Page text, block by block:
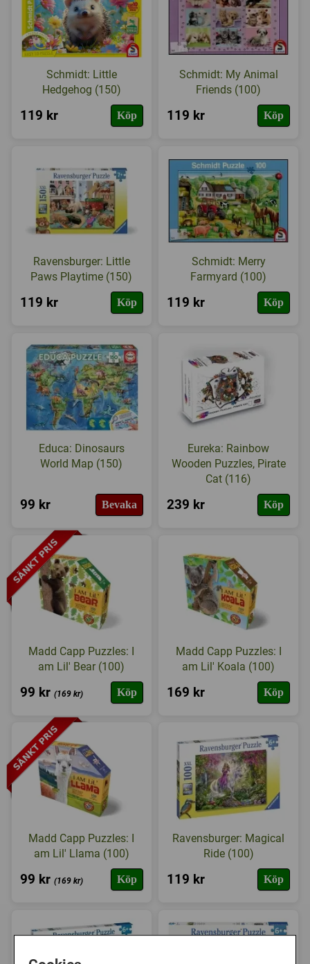
Schmidt: Little
Hedgehog (150)
119 kr Köp
Schmidt: My Animal
Friends (100)
119 kr Köp
Ravensburger: Little
Paws Playtime (150)
119 kr Köp
Schmidt: Merry
Farmyard (100)
119 kr Köp
Educa: Dinosaurs
World Map (150)
99 kr Bevaka
Eureka: Rainbow
Wooden Puzzles, Pirate
Cat (116)
239 kr Köp
Madd Capp Puzzles: I
am Lil' Bear (100)
99 kr (169 kr) Köp
Madd Capp Puzzles: I
am Lil' Koala (100)
169 kr Köp
Madd Capp Puzzles: I
am Lil' Llama (100)
99 kr (169 kr) Köp
Ravensburger: Magical
Ride (100)
119 kr Köp